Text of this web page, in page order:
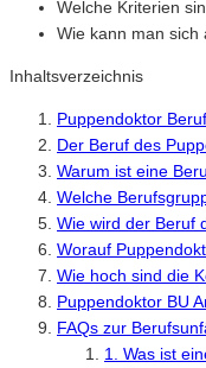
Welche Kriterien
Wie kann man sich
Inhaltsverzeichnis
Puppendoktor
Der Beruf des
Warum ist eine
Welche
Wie wird der Beruf
Worauf
Wie hoch sind die
Puppendoktor BU
FAQs zur
1. Was ist